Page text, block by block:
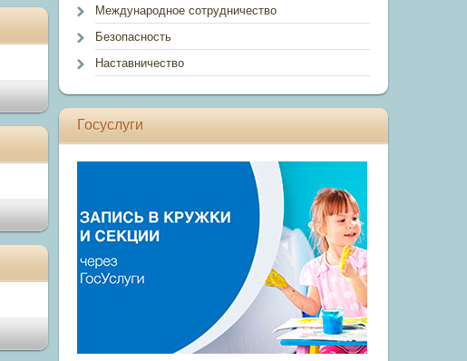
Международное сотрудничество
Безопасность
Наставничество
Госуслуги